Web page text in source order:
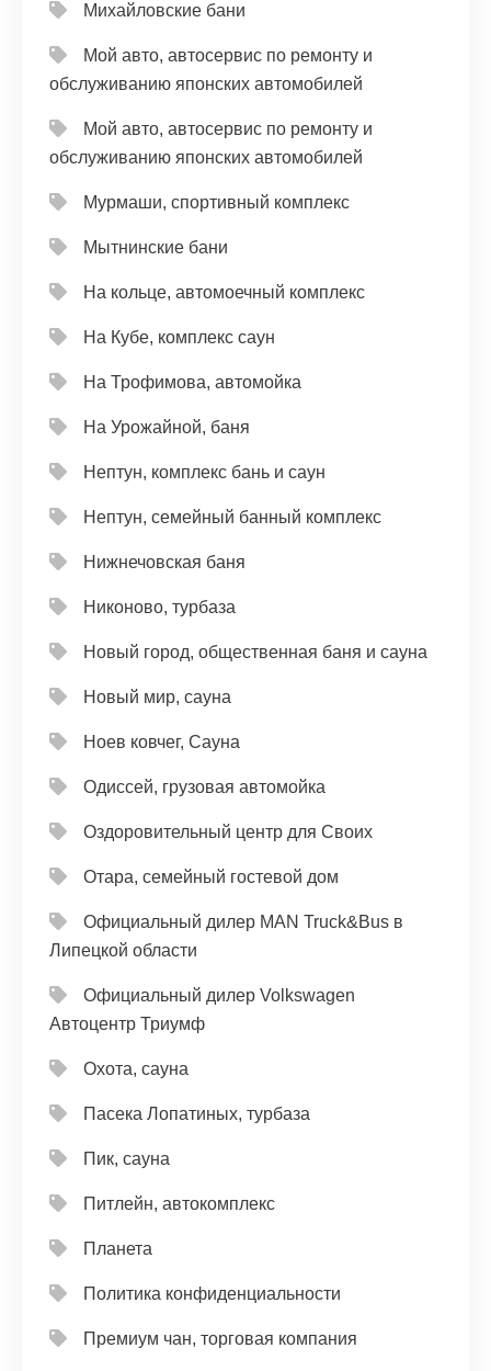
Михайловские бани
Мой авто, автосервис по ремонту и
обслуживанию японских автомобилей
Мой авто, автосервис по ремонту и
обслуживанию японских автомобилей
Мурмаши, спортивный комплекс
Мытнинские бани
На кольце, автомоечный комплекс
На Кубе, комплекс саун
На Трофимова, автомойка
На Урожайной, баня
Нептун, комплекс бань и саун
Нептун, семейный банный комплекс
Нижнечовская баня
Никоново, турбаза
Новый город, общественная баня и сауна
Новый мир, сауна
Ноев ковчег, Сауна
Одиссей, грузовая автомойка
Оздоровительный центр для Своих
Отара, семейный гостевой дом
Официальный дилер MAN Truck&Bus в
Липецкой области
Официальный дилер Volkswagen
Автоцентр Триумф
Охота, сауна
Пасека Лопатиных, турбаза
Пик, сауна
Питлейн, автокомплекс
Планета
Политика конфиденциальности
Премиум чан, торговая компания